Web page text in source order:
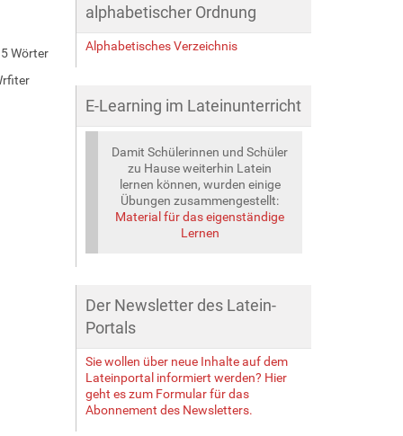
Wörter
alphabetischer Ordnung
Alphabetisches Verzeichnis
E-Learning im Lateinunterricht
Damit Schülerinnen und Schüler
zu Hause weiterhin Latein
lernen können, wurden einige
Übungen zusammengestellt:
Material für das eigenständige
Lernen
Der Newsletter des Latein-
Portals
Sie wollen über neue Inhalte auf dem
Lateinportal informiert werden? Hier
geht es zum Formular für das
Abonnement des Newsletters.